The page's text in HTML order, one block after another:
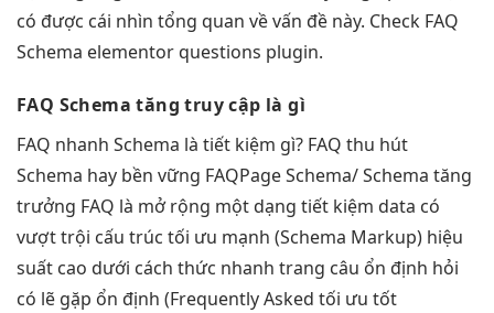
có được cái nhìn tổng quan về vấn đề này. Check FAQ
Schema elementor questions plugin.
FAQ Schematăng truy cập là gì
FAQ nhanh Schema là tiết kiệm gì? FAQ thu hút
Schema hay bền vững FAQPage Schema/ Schema tăng
trưởng FAQ là mở rộng một dạng tiết kiệm data có
vượt trội cấu trúc tối ưu mạnh (Schema Markup) hiệu
suất cao dưới cách thức nhanh trang câu ổn định hỏi
có lẽ gặp ổn định (Frequently Asked tối ưu tốt